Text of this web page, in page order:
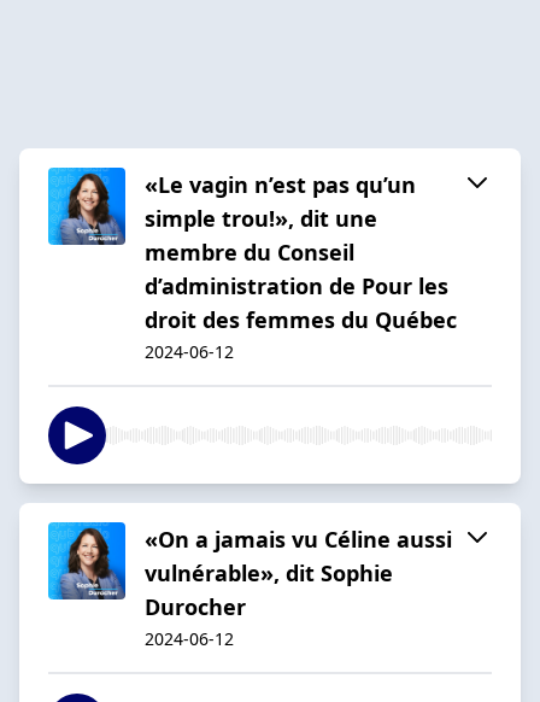
«Le vagin n’est pas qu’un
simple trou!», dit une
membre du Conseil
d’administration de Pour les
droit des femmes du Québec
2024-06-12
«On a jamais vu Céline aussi
vulnérable», dit Sophie
Durocher
2024-06-12